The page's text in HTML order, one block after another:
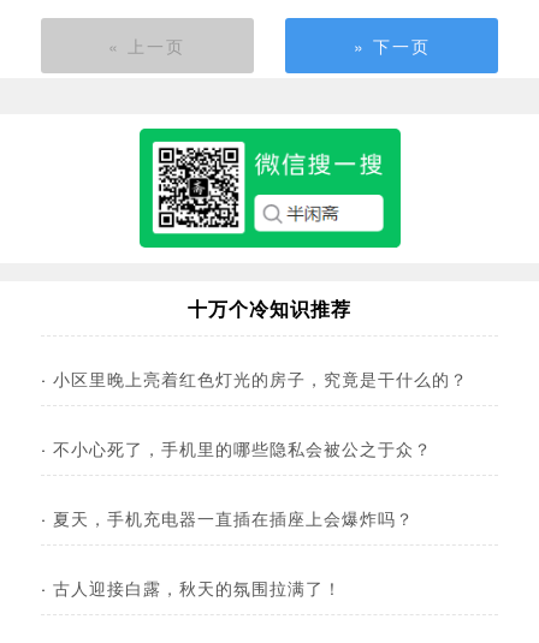
« 上一页 » 下一页
十万个冷知识推荐
· 小区里晚上亮着红色灯光的房子，究竟是干什么的？
· 不小心死了，手机里的哪些隐私会被公之于众？
· 夏天，手机充电器一直插在插座上会爆炸吗？
· 古人迎接白露，秋天的氛围拉满了！